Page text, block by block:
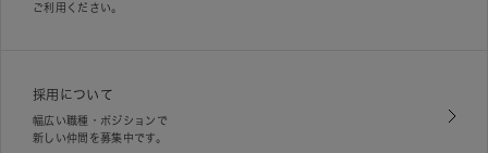
ご利用ください。
採用について
幅広い職種・ポジションで
新しい仲間を募集中です。